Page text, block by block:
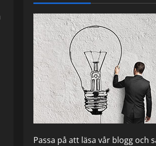
Passa på att läsa vår blogg och